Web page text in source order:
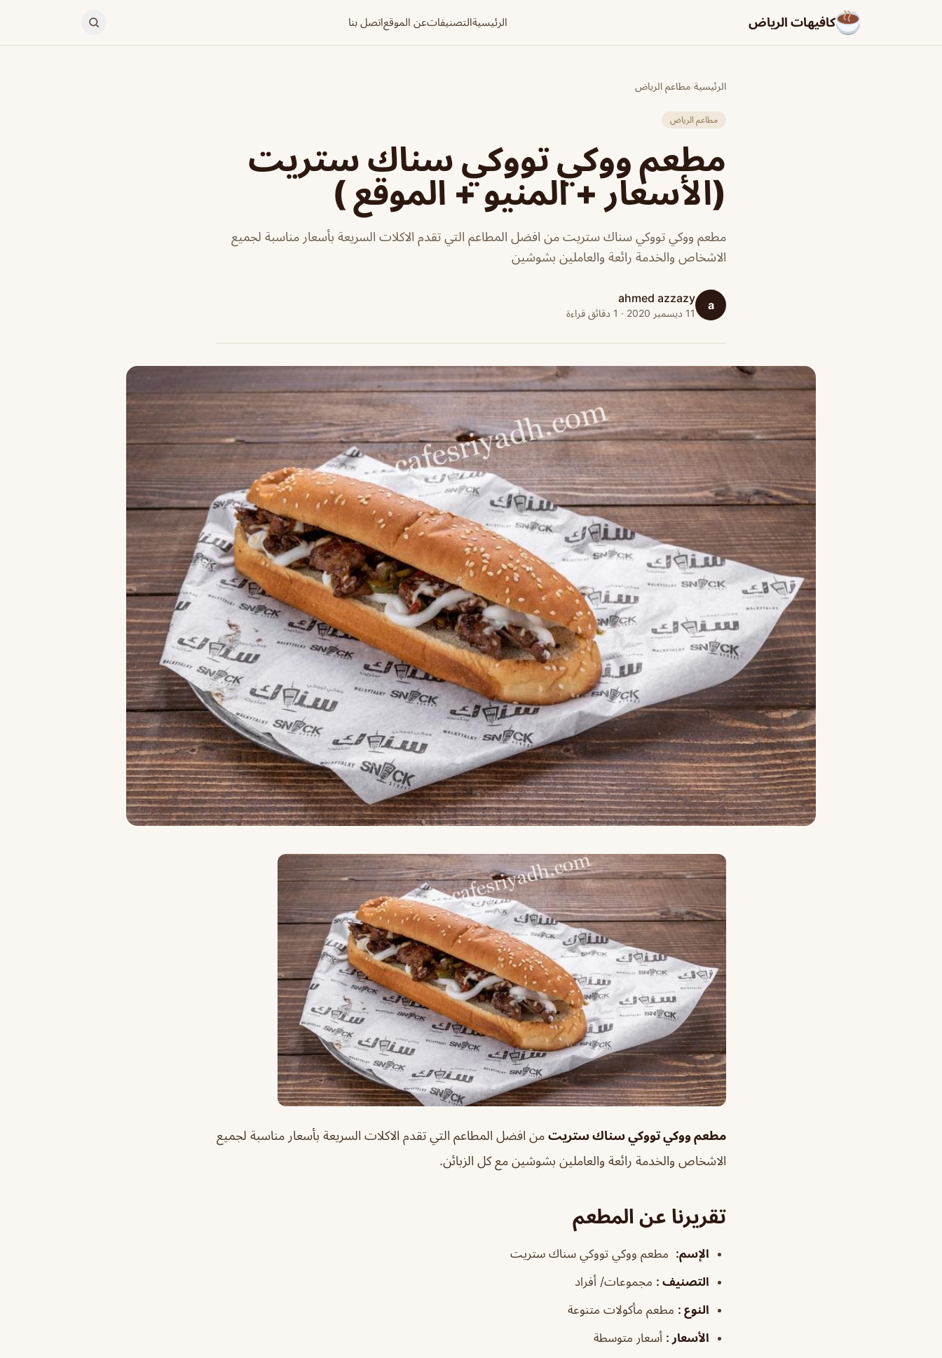
كافيهات الرياض الرئيسيةالتصنيفاتعن الموقعاتصل بنا
الرئيسية/مطاعم الرياض
مطاعم الرياض
مطعم ووكي تووكي سناك ستريت
(الأسعار + المنيو + الموقع )
مطعم ووكي تووكي سناك ستريت من افضل المطاعم التي تقدم الاكلات السريعة بأسعار مناسبة لجميع
الاشخاص والخدمة رائعة والعاملين بشوشين
a
ahmed azzazy
11 ديسمبر 2020 · 1 دقائق قراءة
مطعم ووكي تووكي سناك ستريت من افضل المطاعم التي تقدم الاكلات السريعة بأسعار مناسبة لجميع
الاشخاص والخدمة رائعة والعاملين بشوشين مع كل الزبائن.
تقريرنا عن المطعم
الإسم: مطعم ووكي تووكي سناك ستريت
التصنيف : مجموعات/ أفراد
النوع : مطعم مأكولات متنوعة
الأسعار : أسعار متوسطة